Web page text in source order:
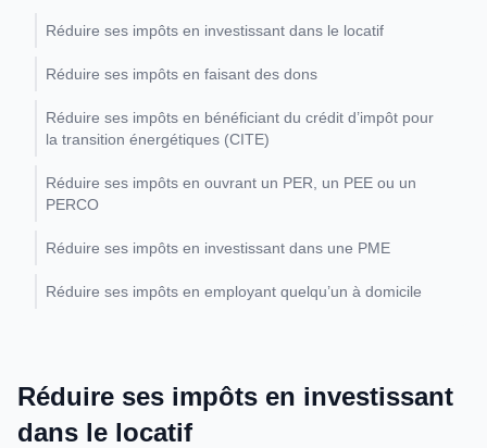
Réduire ses impôts en investissant dans le locatif
Réduire ses impôts en faisant des dons
Réduire ses impôts en bénéficiant du crédit d’impôt pour
la transition énergétiques (CITE)
Réduire ses impôts en ouvrant un PER, un PEE ou un
PERCO
Réduire ses impôts en investissant dans une PME
Réduire ses impôts en employant quelqu’un à domicile
Réduire ses impôts en investissant
dans le locatif